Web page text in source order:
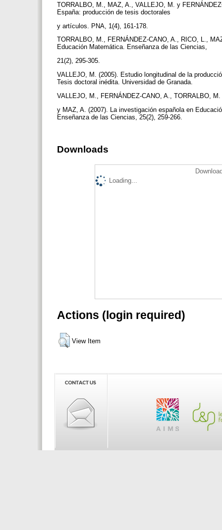
TORRALBO, M., MAZ, A., VALLEJO, M. y
España: producción de tesis doctorales
y artículos. PNA, 1(4), 161-178.
TORRALBO, M., FERNÁNDEZ-CANO, A., RICO, L.,
Educación Matemática. Enseñanza de las Ciencias,
21(2), 295-305.
VALLEJO, M. (2005). Estudio longitudinal de la
Tesis doctoral inédita. Universidad de Granada.
VALLEJO, M., FERNÁNDEZ-CANO, A., TORRALBO, M.
y MAZ, A. (2007). La investigación española en
Enseñanza de las Ciencias, 25(2), 259-266.
Downloads
Loading...
Actions (login required)
View Item